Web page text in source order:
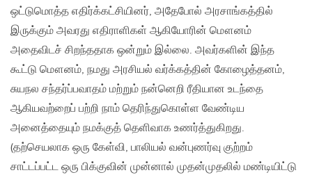
ஒட்டுமொத்த எதிர்க்கட்சியினர், அதேபோல் அரசாங்கத்தில்
இருக்கும் அவரது எதிராளிகள் ஆகியோரின் மௌனம்
அதைவிடச் சிறந்ததாக ஒன்றும் இல்லை. அவர்களின் இந்த
கூட்டு மௌனம், நமது அரசியல் வர்க்கத்தின் கோழைத்தனம்,
சுயநல சந்தர்ப்பவாதம் மற்றும் நன்னெறி ரீதியான உடந்தை
ஆகியவற்றைப் பற்றி நாம் தெரிந்துகொள்ள வேண்டிய
அனைத்தையும் நமக்குத் தெளிவாக உணர்த்துகிறது.
(தற்செயலாக ஒரு கேள்வி, பாலியல் வன்புணர்வு குற்றம்
சாட்டப்பட்ட ஒரு பிக்குவின் முன்னால் முதன்முதலில் மண்டியிட்டு